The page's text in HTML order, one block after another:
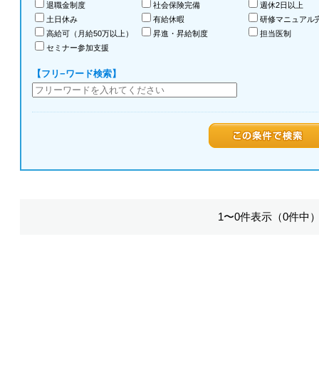
退職金制度
社会保険完備
週休2日以上
土日休み
有給休暇
研修マニュアル
高給可（月給50万以上）
昇進・昇給制度
担当医制
セミナー参加支援
【フリ−ワード検索】
1〜0件表示（0件中